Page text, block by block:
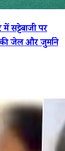
सट्टेबाजी पर
जेल और जुर्माने